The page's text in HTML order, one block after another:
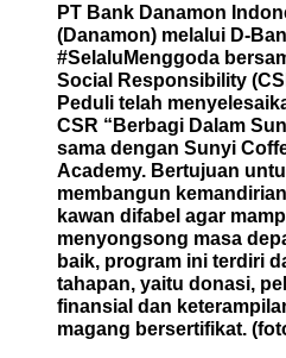
PT Bank Danamon
(Danamon) melalui D-
#SelaluMenggoda
Social Responsibility
Peduli telah
CSR “Berbagi Dalam
sama dengan Sunyi
Academy. Bertujuan
membangun
kawan difabel agar
menyongsong masa
baik, program ini terdiri
tahapan, yaitu donasi,
finansial dan
magang bersertifikat.